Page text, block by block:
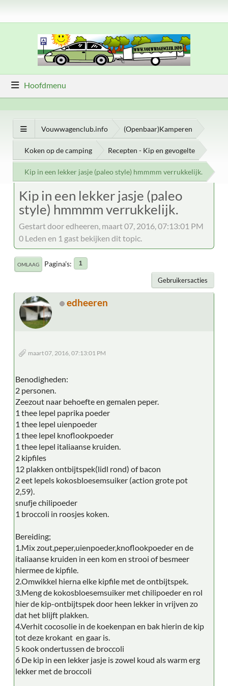
Hoofdmenu
Vouwwagenclub.info (Openbaar)Kamperen
Koken op de camping Recepten - Kip en gevogelte
Kip in een lekker jasje (paleo style) hmmmm verrukkelijk.
Kip in een lekker jasje (paleo
style) hmmmm verrukkelijk.
Gestart door edheeren, maart 07, 2016, 07:13:01 PM
0 Leden en 1 gast bekijken dit topic.
OMLAAG Pagina's 1
Gebruikersacties
edheeren
maart 07, 2016, 07:13:01 PM
Benodigheden:
2 personen.
Zeezout naar behoefte en gemalen peper.
1 thee lepel paprika poeder
1 thee lepel uienpoeder
1 thee lepel knoflookpoeder
1 thee lepel italiaanse kruiden.
2 kipfiles
12 plakken ontbijtspek(lidl rond) of bacon
2 eet lepels kokosbloesemsuiker (action grote pot
2,59).
snufje chilipoeder
1 broccoli in roosjes koken.
Bereiding;
1.Mix zout,peper,uienpoeder,knoflookpoeder en de
italiaanse kruiden in een kom en strooi of besmeer
hiermee de kipfile.
2.Omwikkel hierna elke kipfile met de ontbijtspek.
3.Meng de kokosbloesemsuiker met chilipoeder en rol
hier de kip-ontbijtspek door heen lekker in vrijven zo
dat het blijft plakken.
4.Verhit cocosolie in de koekenpan en bak hierin de kip
tot deze krokant en gaar is.
5 kook ondertussen de broccoli
6 De kip in een lekker jasje is zowel koud als warm erg
lekker met de broccoli